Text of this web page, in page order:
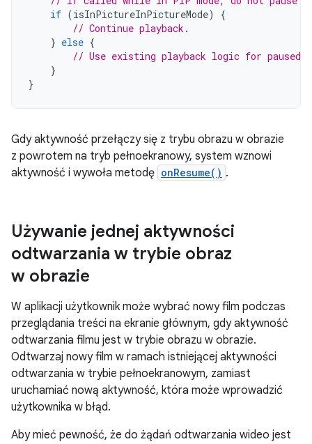
if (isInPictureInPictureMode)
{
// Continue playback.
} else {
// Use existing playback logic for paused
}
}
Gdy aktywność przełączy się z trybu obrazu w obrazie
z powrotem na tryb pełnoekranowy, system wznowi
aktywność i wywoła metodę onResume() .
Używanie jednej aktywności
odtwarzania w trybie obraz
w obrazie
W aplikacji użytkownik może wybrać nowy film podczas
przeglądania treści na ekranie głównym, gdy aktywność
odtwarzania filmu jest w trybie obrazu w obrazie.
Odtwarzaj nowy film w ramach istniejącej aktywności
odtwarzania w trybie pełnoekranowym, zamiast
uruchamiać nową aktywność, która może wprowadzić
użytkownika w błąd.
Aby mieć pewność, że do żądań odtwarzania wideo jest